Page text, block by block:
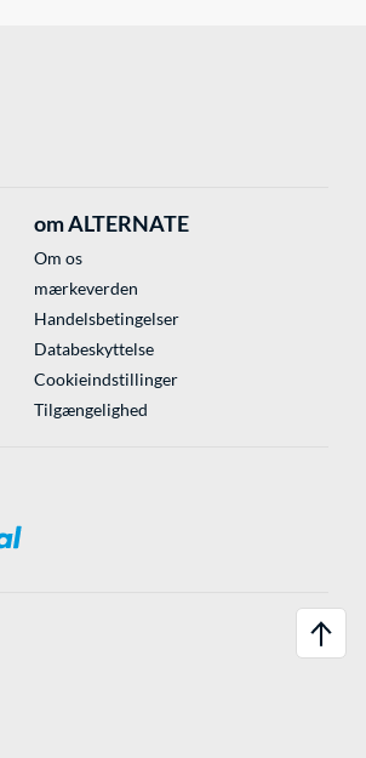
om ALTERNATE
Om os
mærkeverden
Handelsbetingelser
Databeskyttelse
Cookieindstillinger
Tilgængelighed